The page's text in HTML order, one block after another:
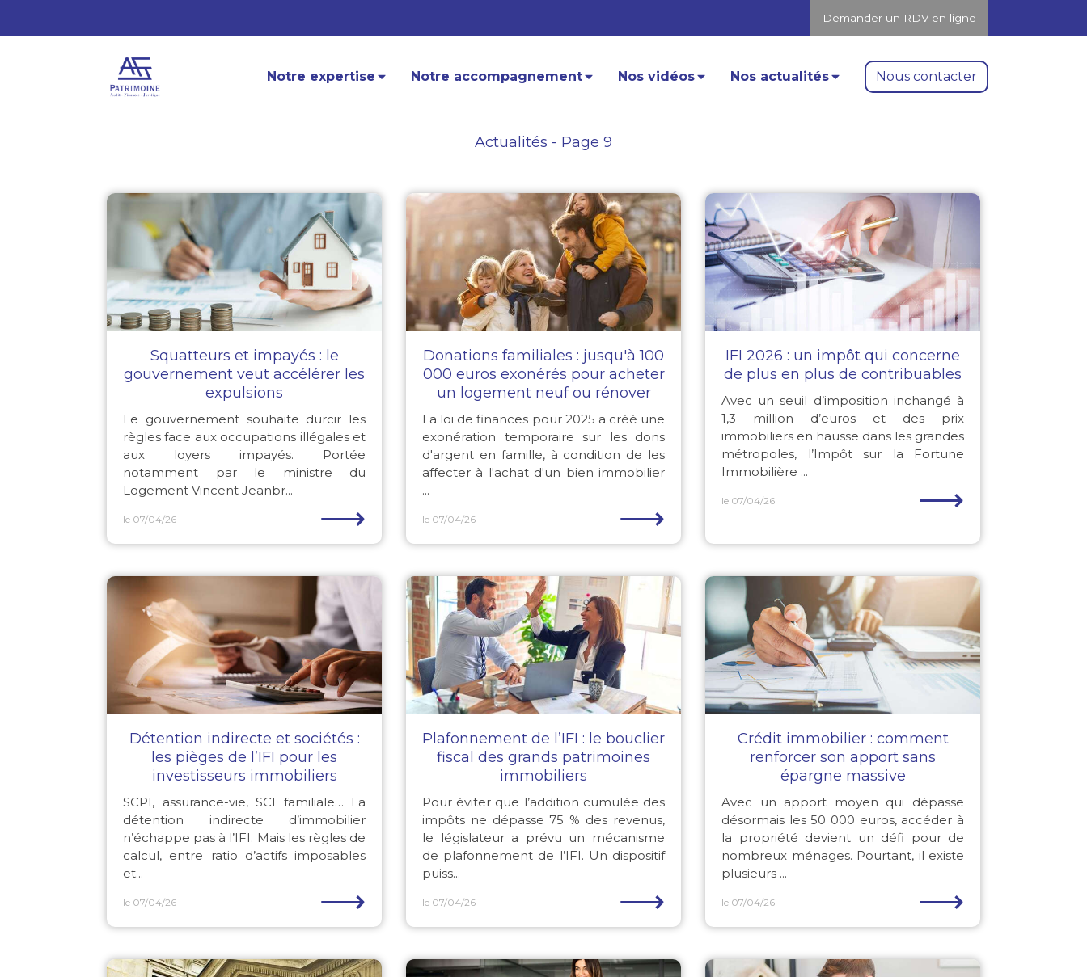
Demander un RDV en ligne
Notre expertise Notre accompagnement Nos vidéos Nos actualités Nous contacter
Actualités - Page 9
Squatteurs et impayés : le
gouvernement veut accélérer les
expulsions
Le gouvernement souhaite durcir les
règles face aux occupations illégales et
aux loyers impayés. Portée
notamment par le ministre du
Logement Vincent Jeanbr...
le 07/04/26 ⟶
Donations familiales : jusqu'à 100
000 euros exonérés pour acheter
un logement neuf ou rénover
La loi de finances pour 2025 a créé une
exonération temporaire sur les dons
d'argent en famille, à condition de les
affecter à l'achat d'un bien immobilier
...
le 07/04/26 ⟶
IFI 2026 : un impôt qui concerne
de plus en plus de contribuables
Avec un seuil d’imposition inchangé à
1,3 million d’euros et des prix
immobiliers en hausse dans les grandes
métropoles, l’Impôt sur la Fortune
Immobilière ...
le 07/04/26 ⟶
Détention indirecte et sociétés :
les pièges de l’IFI pour les
investisseurs immobiliers
SCPI, assurance-vie, SCI familiale… La
détention indirecte d’immobilier
n’échappe pas à l’IFI. Mais les règles de
calcul, entre ratio d’actifs imposables
et...
le 07/04/26 ⟶
Plafonnement de l’IFI : le bouclier
fiscal des grands patrimoines
immobiliers
Pour éviter que l’addition cumulée des
impôts ne dépasse 75 % des revenus,
le législateur a prévu un mécanisme
de plafonnement de l’IFI. Un dispositif
puiss...
le 07/04/26 ⟶
Crédit immobilier : comment
renforcer son apport sans
épargne massive
Avec un apport moyen qui dépasse
désormais les 50 000 euros, accéder à
la propriété devient un défi pour de
nombreux ménages. Pourtant, il existe
plusieurs ...
le 07/04/26 ⟶